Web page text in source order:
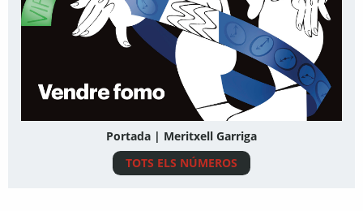
Portada | Meritxell Garriga
TOTS ELS NÚMEROS